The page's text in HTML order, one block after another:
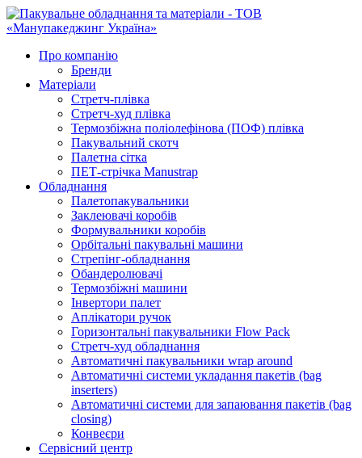
Про компанію
Бренди
Матеріали
Стретч-плівка
Стретч-худ плівка
Термозбіжна поліолефінова (ПОФ) плівка
Пакувальний скотч
Палетна сітка
ПЕТ-стрічка Manustrap
Обладнання
Палетопакувальники
Заклеювачі коробів
Формувальники коробів
Орбітальні пакувальні машини
Стрепінг-обладнання
Обандеролювачі
Термозбіжні машини
Інвертори палет
Аплікатори ручок
Горизонтальні пакувальники Flow Pack
Стретч-худ обладнання
Автоматичні пакувальники wrap around
Автоматичні системи укладання пакетів (bag
inserters)
Автоматичні системи для запаювання пакетів (bag
closing)
Конвеєри
Сервісний центр